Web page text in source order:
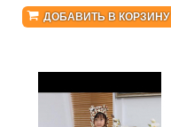
ДОБАВИТЬ В КОРЗИНУ